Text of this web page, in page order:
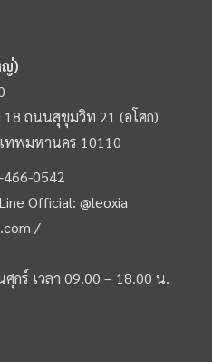
ญ่)
ถนนสุขุมวิท 21 (อโศก)
ทพมหานคร 10110
0542
Official:@leoxia
/
กร์ เวลา 09.00 – 18.00 น.